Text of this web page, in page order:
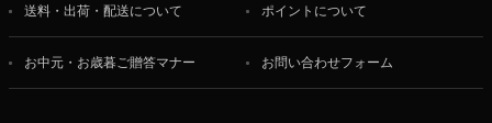
送料・出荷・配送について ポイントについて
お中元・お歳暮ご贈答マナー お問い合わせフォーム